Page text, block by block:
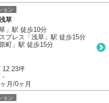
ョン
草
」駅 徒歩10分
プレス「浅草」駅 徒歩15分
町」駅 徒歩15分
12.23坪
-
月/0ヶ月
ョン